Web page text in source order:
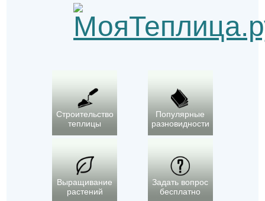
Строительство
теплицы
Популярные
разновидности
Выращивание
растений
Задать вопрос
бесплатно